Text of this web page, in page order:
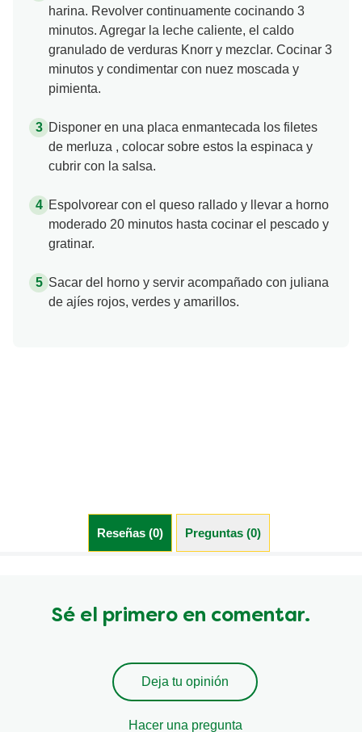
harina. Revolver continuamente cocinando 3
minutos. Agregar la leche caliente, el caldo
granulado de verduras Knorr y mezclar. Cocinar 3
minutos y condimentar con nuez moscada y
pimienta.
Disponer en una placa enmantecada los filetes
de merluza , colocar sobre estos la espinaca y
cubrir con la salsa.
Espolvorear con el queso rallado y llevar a horno
moderado 20 minutos hasta cocinar el pescado y
gratinar.
Sacar del horno y servir acompañado con juliana
de ajíes rojos, verdes y amarillos.
Reseñas (0) Preguntas (0)
Sé el primero en comentar.
Deja tu opinión
Hacer una pregunta